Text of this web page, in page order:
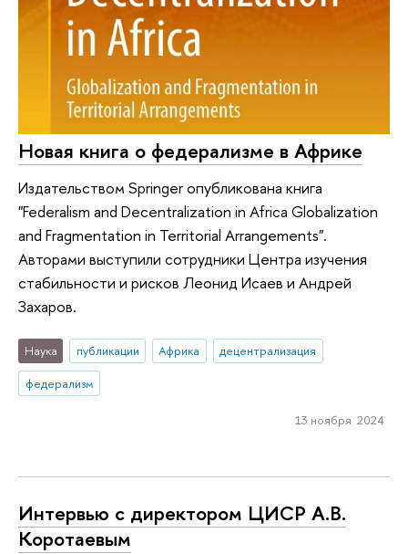
Новая книга о федерализме в Африке
Издательством Springer опубликована книга
"Federalism and Decentralization in Africa Globalization
and Fragmentation in Territorial Arrangements".
Авторами выступили сотрудники Центра изучения
стабильности и рисков Леонид Исаев и Андрей
Захаров.
Наука публикации Африка
децентрализация
федерализм
13 ноября 2024
Интервью с директором ЦИСР А.В.
Коротаевым